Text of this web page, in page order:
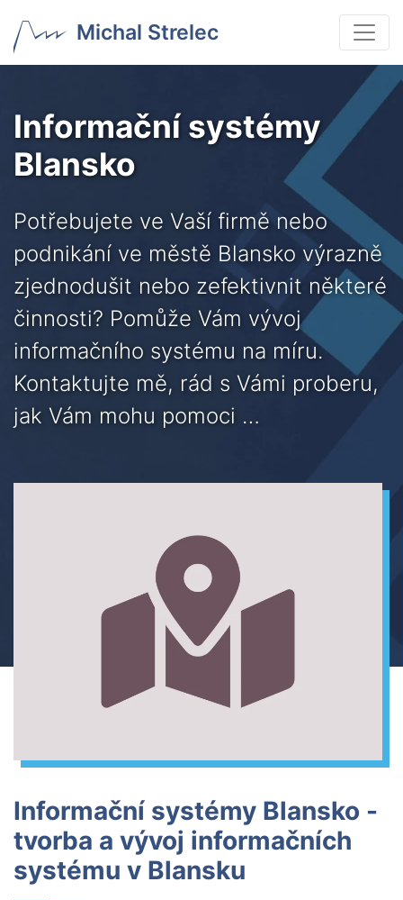
Michal Strelec
Informační systémy
Blansko
Potřebujete ve Vaší firmě nebo
podnikání ve městě Blansko výrazně
zjednodušit nebo zefektivnit některé
činnosti? Pomůže Vám vývoj
informačního systému na míru.
Kontaktujte mě, rád s Vámi proberu,
jak Vám mohu pomoci …
Informační systémy Blansko -
tvorba a vývoj informačních
systému v Blansku